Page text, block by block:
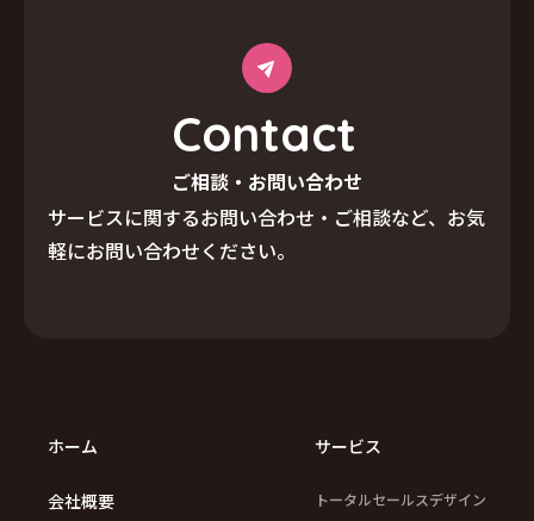
Contact
ご相談・お問い合わせ
サービスに関するお問い合わせ・ご相談など、 お気
軽にお問い合わせください。
ホーム
会社概要
サービス
トータルセールスデザイン